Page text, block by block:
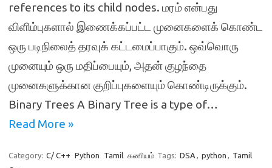
references to its child nodes. மரம் என்பது
விளிம்புகளால் இணைக்கப்பட்ட முனைகளைக் கொண்ட
ஒரு படிநிலைத் தரவுக் கட்டமைப்பாகும். ஒவ்வொரு
முனையும் ஒரு மதிப்பையும், அதன் குழந்தை
முனைகளுக்கான குறிப்புகளையும் கொண்டிருக்கும்.
Binary Trees A Binary Tree is a type of…
Read More »
Category: C/ C++ Python Tamil கணியம் Tags: DSA , python , Tamil